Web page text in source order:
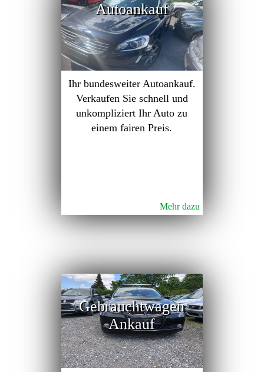
Autoankauf
Ihr bundesweiter Autoankauf.
Verkaufen Sie schnell und
unkompliziert Ihr Auto zu
einem fairen Preis.
Mehr dazu
Gebrauchtwagen
Ankauf